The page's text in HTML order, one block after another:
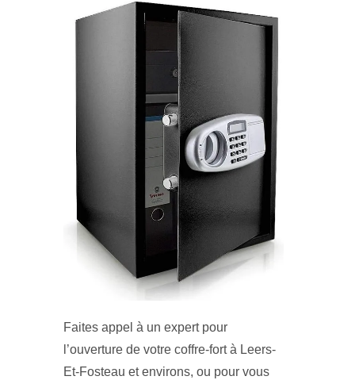
Faites appel à un expert pour
l’ouverture de votre coffre-fort à Leers-
Et-Fosteau et environs, ou pour vous